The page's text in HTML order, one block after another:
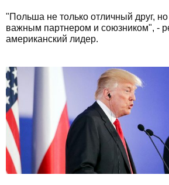
"Польша не только отличный друг,
важным партнером и союзником", -
американский лидер.